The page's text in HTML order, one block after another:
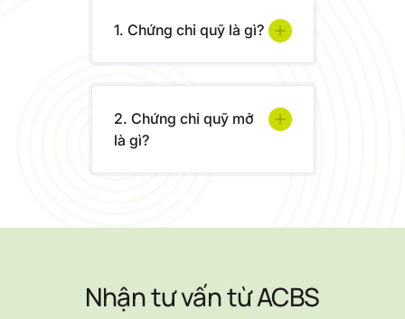
1. Chứng chỉ quỹ là gì?
2. Chứng chỉ quỹ mở
là gì?
Nhận tư vấn từ ACBS